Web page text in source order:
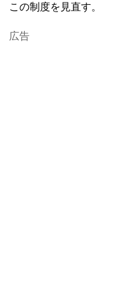
この制度を見直す。
広告